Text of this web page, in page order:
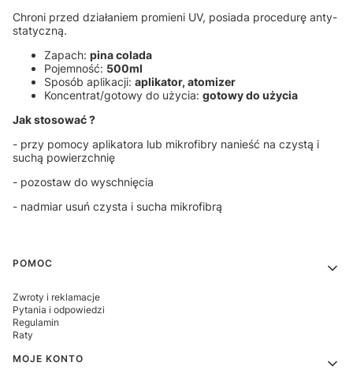
Chroni przed działaniem promieni UV, posiada procedurę anty-
statyczną.
Zapach: pina colada
Pojemność: 500ml
Sposób aplikacji: aplikator, atomizer
Koncentrat/gotowy do użycia: gotowy do użycia
Jak stosować ?
- przy pomocy aplikatora lub mikrofibry nanieść na czystą i
suchą powierzchnię
- pozostaw do wyschnięcia
- nadmiar usuń czysta i sucha mikrofibrą
Linki w stopce
POMOC
Zwroty i reklamacje
Pytania i odpowiedzi
Regulamin
Raty
MOJE KONTO